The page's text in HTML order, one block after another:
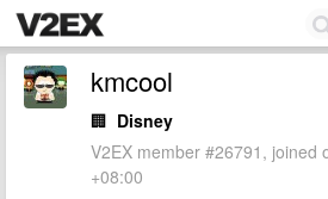
kmcool
🏢 Disney
V2EX member #26791, joined
+08:00